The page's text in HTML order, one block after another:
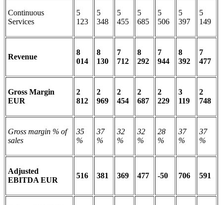
Continuous
Services
5
123
5
348
5
455
5
685
5
506
5
397
5
149
Revenue
8
014
8
130
7
712
8
292
7
944
8
392
7
477
Gross Margin
EUR
2
812
2
969
2
454
2
687
2
229
3
119
2
748
Gross margin % of
sales
35
%
37
%
32
%
32
%
28
%
37
%
37
%
Adjusted
EBITDA EUR
516 381 369 477 -50 706 591